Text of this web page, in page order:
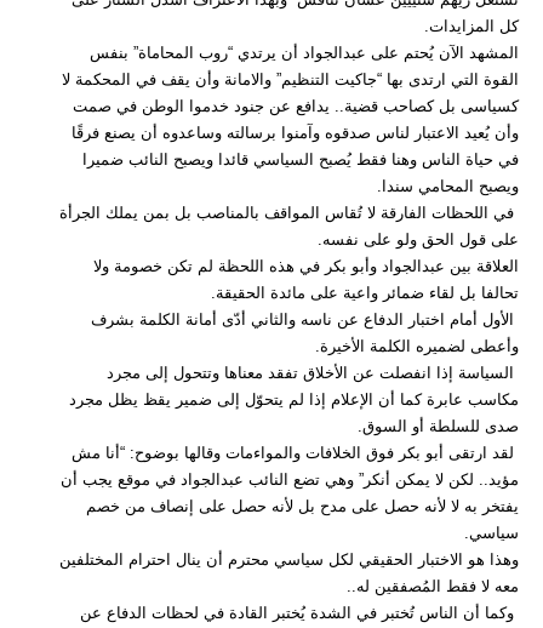
كل المزايدات.
المشهد الآن يُحتم على عبدالجواد أن يرتدي “روب المحاماة” بنفس
القوة التي ارتدى بها “جاكيت التنظيم” والامانة وأن يقف في المحكمة لا
كسياسى بل كصاحب قضية.. يدافع عن جنود خدموا الوطن في صمت
وأن يُعيد الاعتبار لناس صدقوه وآمنوا برسالته وساعدوه أن يصنع فرقًا
في حياة الناس وهنا فقط يُصبح السياسي قائدا ويصبح النائب ضميرا
ويصبح المحامي سندا.
في اللحظات الفارقة لا تُقاس المواقف بالمناصب بل بمن يملك الجرأة
على قول الحق ولو على نفسه.
العلاقة بين عبدالجواد وأبو بكر في هذه اللحظة لم تكن خصومة ولا
تحالفا بل لقاء ضمائر واعية على مائدة الحقيقة.
الأول أمام اختبار الدفاع عن ناسه والثاني أدّى أمانة الكلمة بشرف
وأعطى لضميره الكلمة الأخيرة.
السياسة إذا انفصلت عن الأخلاق تفقد معناها وتتحول إلى مجرد
مكاسب عابرة كما أن الإعلام إذا لم يتحوّل إلى ضمير يقظ يظل مجرد
صدى للسلطة أو السوق.
لقد ارتقى أبو بكر فوق الخلافات والمواءمات وقالها بوضوح: “أنا مش
مؤيد.. لكن لا يمكن أنكر” وهي تضع النائب عبدالجواد في موقع يجب أن
يفتخر به لا لأنه حصل على مدح بل لأنه حصل على إنصاف من خصم
سياسي.
وهذا هو الاختبار الحقيقي لكل سياسي محترم أن ينال احترام المختلفين
معه لا فقط المُصفقين له..
وكما أن الناس تُختبر في الشدة يُختبر القادة في لحظات الدفاع عن